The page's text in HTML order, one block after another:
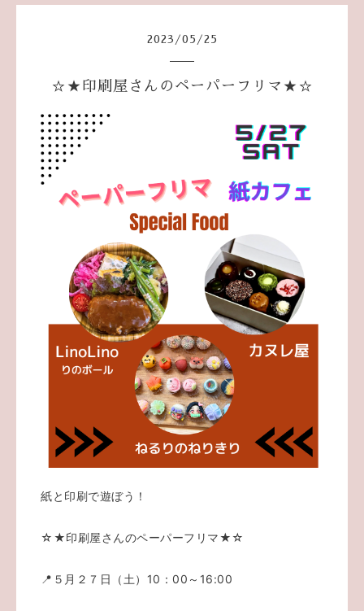
2023 /05 /25
☆★印刷屋さんのペーパーフリマ★☆
紙と印刷で遊ぼう！
☆★印刷屋さんのペーパーフリマ★☆
📍５月２７日（土）10：00～16:00